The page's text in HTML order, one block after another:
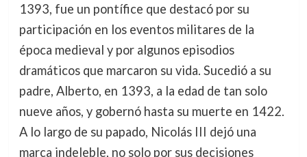
1393, fue un pontífice que destacó por su
participación en los eventos militares de la
época medieval y por algunos episodios
dramáticos que marcaron su vida. Sucedió a su
padre, Alberto, en 1393, a la edad de tan solo
nueve años, y gobernó hasta su muerte en 1422.
A lo largo de su papado, Nicolás III dejó una
marca indeleble, no solo por sus decisiones